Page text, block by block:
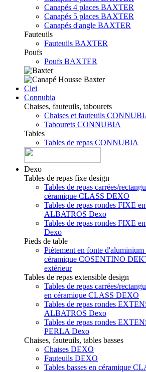
Canapés 4 places BAXTER
Canapés 5 places BAXTER
Canapés d'angle BAXTER
Fauteuils
Fauteuils BAXTER
Poufs
Poufs BAXTER
Clei
Connubia
Chaises, fauteuils, tabourets
Chaises et fauteuils
Tabourets CONNUBIA
Tables
Tables de repas CONNUBIA
Dexo
Tables de repas fixe design
Tables de repas carrées/
céramique CLASS DEXO
Tables de repas rondes FIXE
ALBATROS Dexo
Tables de repas rondes FIXE
Dexo
Pieds de table
Piètement en fonte d'aluminium
céramique COSENTINO
extérieur
Tables de repas extensible design
Tables de repas carrées/
en céramique CLASS DEXO
Tables de repas rondes
ALBATROS Dexo
Tables de repas rondes
PERLA Dexo
Chaises, fauteuils, tables basses
Chaises DEXO
Fauteuils DEXO
Tables basses en céramique